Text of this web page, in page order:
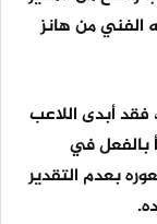
الفني من هانز
فقد أبدى اللاعب
بالفعل في
بعدم التقدير